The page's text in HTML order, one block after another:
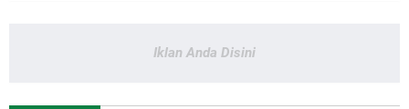
Iklan Anda Disini